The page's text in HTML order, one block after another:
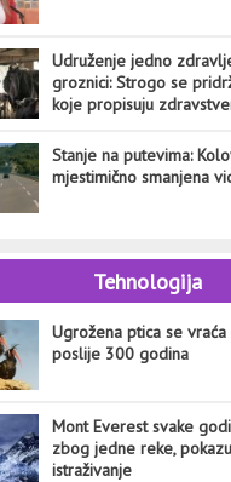
Udruženje jedno
groznici: Strogo se
koje propisuju
Stanje na putevima:
mjestimično smanjena
Tehnologija
Ugrožena ptica se vraća
poslije 300 godina
Mont Everest svake
zbog jedne reke,
istraživanje